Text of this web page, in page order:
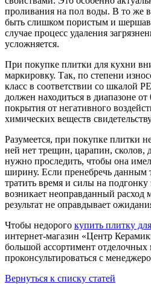
проливания на пол воды. В то же
быть слишком пористым и
случае процесс удаления
усложняется.
При покупке плитки для кухни
маркировку. Так, по степени
класс в соответствии со шкалой
должен находиться в диапазоне
покрытия от негативного
химических веществ
Разумеется, при покупке плитки
ней нет трещин, царапин, сколов,
нужно проследить, чтобы она
ширину. Если пренебречь данным
тратить время и силы на
возникает неоправданный расход
результат не оправдывает
Чтобы недорого купить плитку
интернет-магазин «Центр
большой ассортимент отделочных
проконсультироваться с
Вернуться к списку статей